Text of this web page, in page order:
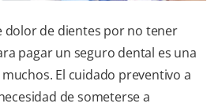
dolor de dientes por no tener
pagar un seguro dental es una
El cuidado preventivo a
de someterse a